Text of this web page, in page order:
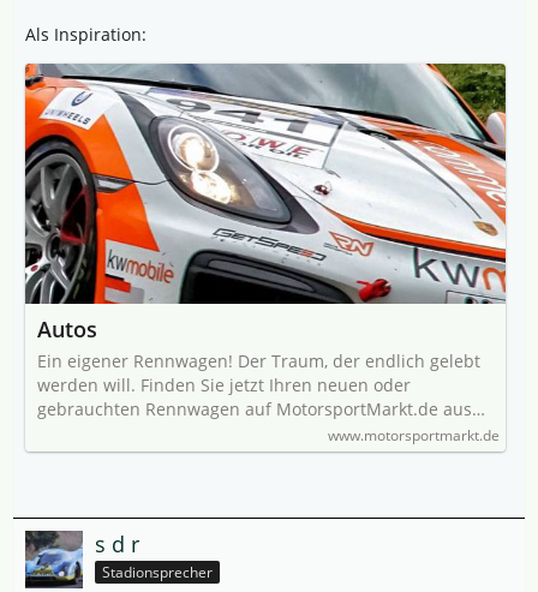
Als Inspiration:
Autos
Ein eigener Rennwagen! Der Traum, der endlich gelebt
werden will. Finden Sie jetzt Ihren neuen oder
gebrauchten Rennwagen auf MotorsportMarkt.de aus…
www.motorsportmarkt.de
s d r
Stadionsprecher